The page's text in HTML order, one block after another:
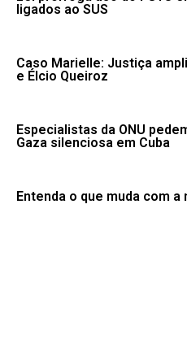
ligados ao SUS
Caso Marielle: Justiça
e Élcio Queiroz
Especialistas da ONU
Gaza silenciosa em Cuba
Entenda o que muda com